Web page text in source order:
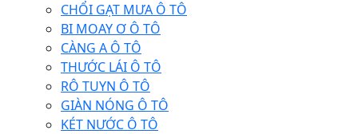
CHỔI GẠT MƯA Ô TÔ
BI MOAY Ơ Ô TÔ
CÀNG A Ô TÔ
THƯỚC LÁI Ô TÔ
RÔ TUYN Ô TÔ
GIÀN NÓNG Ô TÔ
KÉT NƯỚC Ô TÔ